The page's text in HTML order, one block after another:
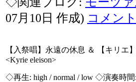
07月10日 作成) コメント
【入祭唱】永遠の休息 ＆ 【キリ
<Kyrie eleison>
◇再生: high / normal / low ◇演奏時間